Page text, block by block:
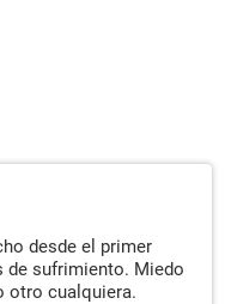
desde el primer
de sufrimiento. Miedo
otro cualquiera.